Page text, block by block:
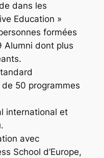
dans les
Education »
formées
Alumni dont plus
50 programmes
international et
avec
School d’Europe,